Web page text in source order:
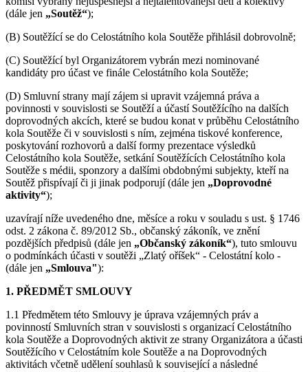
(dále jen „Soutěž“);
(B) Soutěžící se do Celostátního kola Soutěže přihlásil dobrovolně;
(C) Soutěžící byl Organizátorem vybrán mezi nominované
kandidáty pro účast ve finále Celostátního kola Soutěže;
(D) Smluvní strany mají zájem si upravit vzájemná práva a
povinnosti v souvislosti se Soutěží a účastí Soutěžícího na dalších
doprovodných akcích, které se budou konat v průběhu Celostátního
kola Soutěže či v souvislosti s ním, zejména tiskové konference,
poskytování rozhovorů a další formy prezentace výsledků
Celostátního kola Soutěže, setkání Soutěžících Celostátního kola
Soutěže s médii, sponzory a dalšími obdobnými subjekty, kteří na
Soutěž přispívají či ji jinak podporují (dále jen „Doprovodné
aktivity“);
uzavírají níže uvedeného dne, měsíce a roku v souladu s ust. § 1746
odst. 2 zákona č. 89/2012 Sb., občanský zákoník, ve znění
pozdějších předpisů (dále jen „Občanský zákoník“), tuto smlouvu
o podmínkách účasti v soutěži „Zlatý oříšek“ - Celostátní kolo -
(dále jen „Smlouva"):
1. PŘEDMĚT SMLOUVY
1.1 Předmětem této Smlouvy je úprava vzájemných práv a
povinností Smluvních stran v souvislosti s organizací Celostátního
kola Soutěže a Doprovodných aktivit ze strany Organizátora a účasti
Soutěžícího v Celostátním kole Soutěže a na Doprovodných
aktivitách včetně udělení souhlasů k související a následné